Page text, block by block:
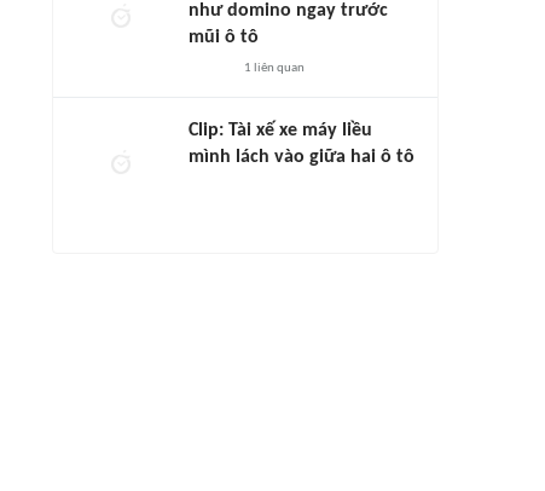
như domino ngay trước
mũi ô tô
1 liên quan
Clip: Tài xế xe máy liều
mình lách vào giữa hai ô tô